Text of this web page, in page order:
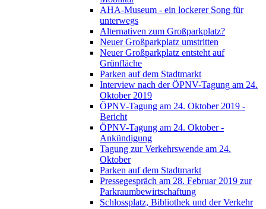
AHA-Museum - ein lockerer Song für
unterwegs
Alternativen zum Großparkplatz?
Neuer Großparkplatz umstritten
Neuer Großparkplatz entsteht auf
Grünfläche
Parken auf dem Stadtmarkt
Interview nach der ÖPNV-Tagung am 24.
Oktober 2019
ÖPNV-Tagung am 24. Oktober 2019 -
Bericht
ÖPNV-Tagung am 24. Oktober -
Ankündigung
Tagung zur Verkehrswende am 24.
Oktober
Parken auf dem Stadtmarkt
Pressegespräch am 28. Februar 2019 zur
Parkraumbewirtschaftung
Schlossplatz, Bibliothek und der Verkehr